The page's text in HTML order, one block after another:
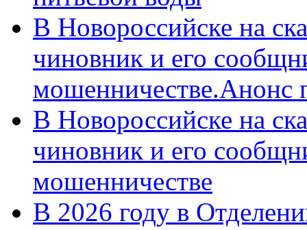
В Новороссийске на
чиновник и его
мошенничестве.Анонс
В Новороссийске на
чиновник и его
мошенничестве
В 2026 году в